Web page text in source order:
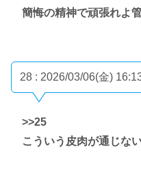
簡悔の精神で頑張れよ
28 : 2026/03/06(金)
>>25
こういう皮肉が通じな